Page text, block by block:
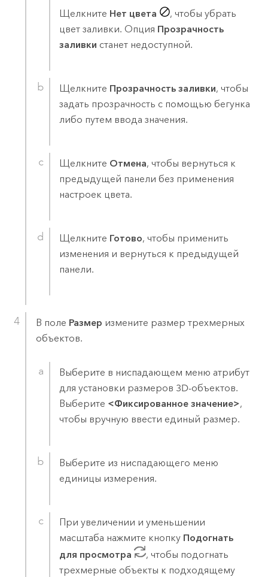
Щелкните Нет цвета
, чтобы убрать
цвет заливки. Опция Прозрачность
заливки станет недоступной.
Щелкните Прозрачность заливки, чтобы
задать прозрачность с помощью бегунка
либо путем ввода значения.
Щелкните Отмена, чтобы вернуться к
предыдущей панели без применения
настроек цвета.
Щелкните Готово, чтобы применить
изменения и вернуться к предыдущей
панели.
В поле Размер измените размер трехмерных
объектов.
Выберите в ниспадающем меню атрибут
для установки размеров 3D-объектов.
Выберите <Фиксированное значение>,
чтобы вручную ввести единый размер.
Выберите из ниспадающего меню
единицы измерения.
При увеличении и уменьшении
масштаба нажмите кнопку Подогнать
для просмотра
, чтобы подогнать
трехмерные объекты к подходящему